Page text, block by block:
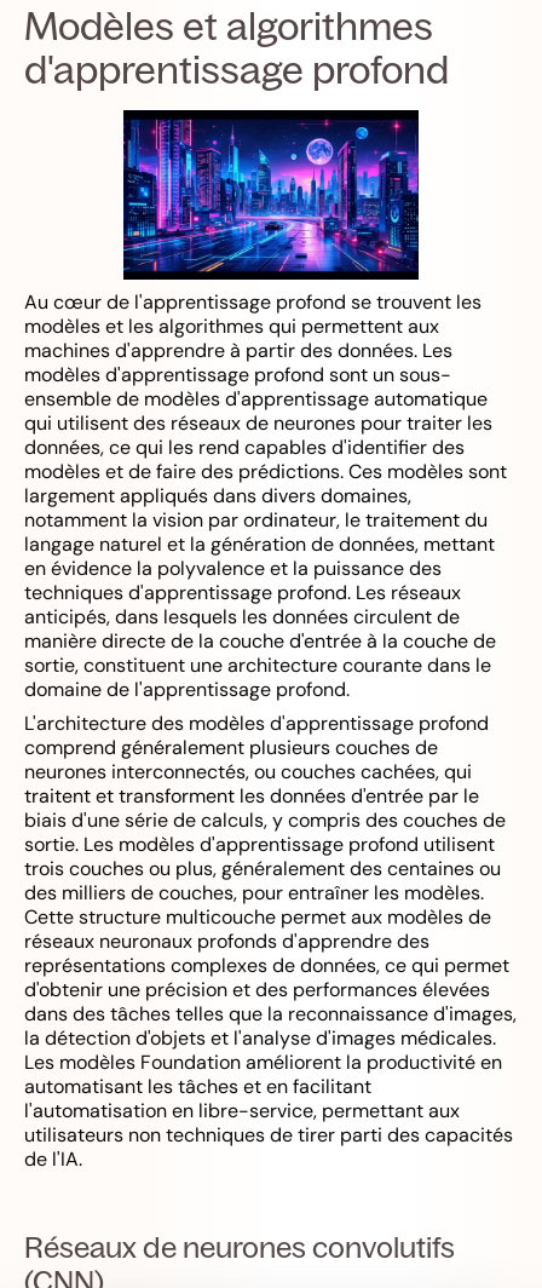
Modèles et algorithmes
d'apprentissage profond
Au cœur de l'apprentissage profond se trouvent les
modèles et les algorithmes qui permettent aux
machines d'apprendre à partir des données. Les
modèles d'apprentissage profond sont un sous-
ensemble de modèles d'apprentissage automatique
qui utilisent des réseaux de neurones pour traiter les
données, ce qui les rend capables d'identifier des
modèles et de faire des prédictions. Ces modèles sont
largement appliqués dans divers domaines,
notamment la vision par ordinateur, le traitement du
langage naturel et la génération de données, mettant
en évidence la polyvalence et la puissance des
techniques d'apprentissage profond. Les réseaux
anticipés, dans lesquels les données circulent de
manière directe de la couche d'entrée à la couche de
sortie, constituent une architecture courante dans le
domaine de l'apprentissage profond.
L'architecture des modèles d'apprentissage profond
comprend généralement plusieurs couches de
neurones interconnectés, ou couches cachées, qui
traitent et transforment les données d'entrée par le
biais d'une série de calculs, y compris des couches de
sortie. Les modèles d'apprentissage profond utilisent
trois couches ou plus, généralement des centaines ou
des milliers de couches, pour entraîner les modèles.
Cette structure multicouche permet aux modèles de
réseaux neuronaux profonds d'apprendre des
représentations complexes de données, ce qui permet
d'obtenir une précision et des performances élevées
dans des tâches telles que la reconnaissance d'images,
la détection d'objets et l'analyse d'images médicales.
Les modèles Foundation améliorent la productivité en
automatisant les tâches et en facilitant
l'automatisation en libre-service, permettant aux
utilisateurs non techniques de tirer parti des capacités
de l'IA.
Réseaux de neurones convolutifs